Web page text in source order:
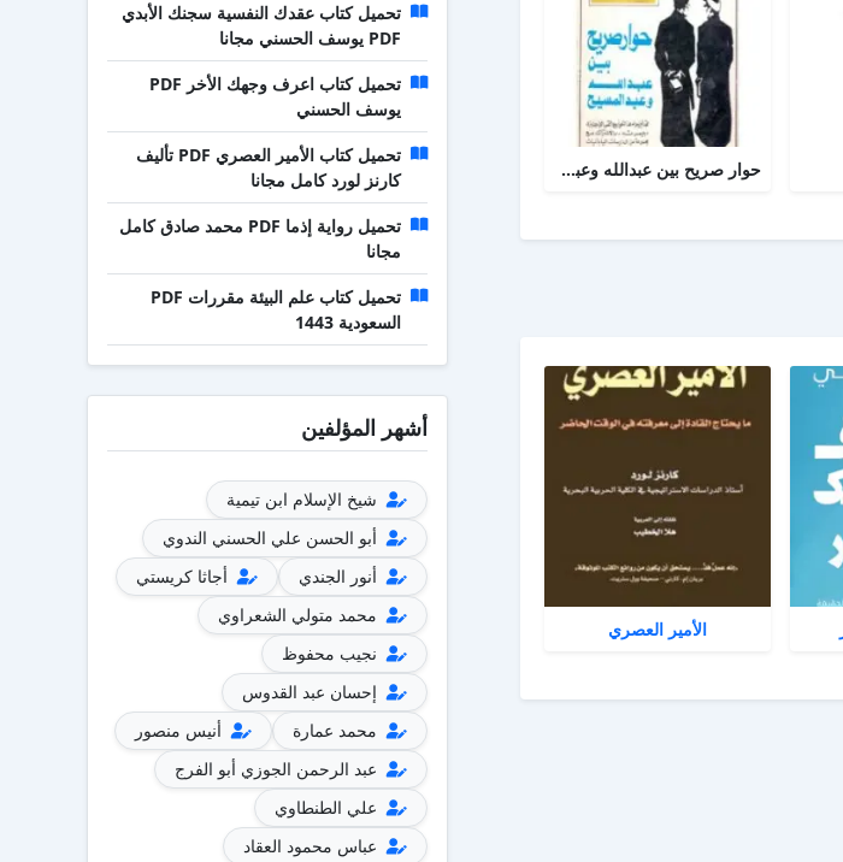
حوار صريح بين عبدالله وعبدالمسيح
الأمير العصري
تحميل كتاب عقدك النفسية سجنك الأبدي
PDF يوسف الحسني مجانا
تحميل كتاب اعرف وجهك الأخر PDF
يوسف الحسني
تحميل كتاب الأمير العصري PDF تأليف
كارنز لورد كامل مجانا
تحميل رواية إذما PDF محمد صادق كامل
مجانا
تحميل كتاب علم البيئة مقررات PDF
السعودية 1443
أشهر المؤلفين
شيخ الإسلام ابن تيمية
أبو الحسن علي الحسني الندوي
أنور الجندي
أجاثا كريستي
محمد متولي الشعراوي
نجيب محفوظ
إحسان عبد القدوس
محمد عمارة
أنيس منصور
عبد الرحمن الجوزي أبو الفرج
علي الطنطاوي
عباس محمود العقاد